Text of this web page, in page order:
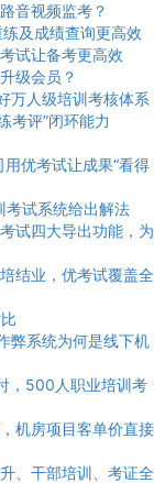
音视频监考？
及成绩查询更高效
试让备考更高效
级会员？
万人级培训考核体系
考评”闭环能力
优考试让成果“看得
考试系统给出解法
试四大导出功能，为
结业，优考试覆盖全
弊系统为何是线下机
，500人职业培训考
机房项目客单价直接
、干部培训、考证全